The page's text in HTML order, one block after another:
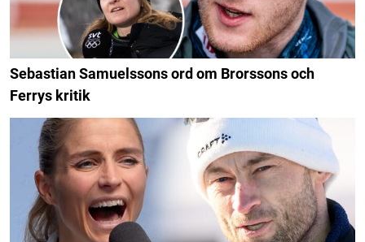
Sebastian Samuelssons ord om Brorssons och
Ferrys kritik